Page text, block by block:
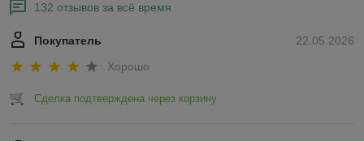
132 отзывов за всё время
22.05.2026
Покупатель
Хорошо
Сделка подтверждена через корзину